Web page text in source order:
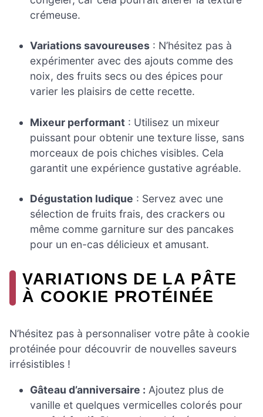
crémeuse.
Variations savoureuses : N’hésitez pas à
expérimenter avec des ajouts comme des
noix, des fruits secs ou des épices pour
varier les plaisirs de cette recette.
Mixeur performant : Utilisez un mixeur
puissant pour obtenir une texture lisse, sans
morceaux de pois chiches visibles. Cela
garantit une expérience gustative agréable.
Dégustation ludique : Servez avec une
sélection de fruits frais, des crackers ou
même comme garniture sur des pancakes
pour un en-cas délicieux et amusant.
VARIATIONS DE LA PÂTE
À COOKIE PROTÉINÉE
N’hésitez pas à personnaliser votre pâte à cookie
protéinée pour découvrir de nouvelles saveurs
irrésistibles !
Gâteau d’anniversaire : Ajoutez plus de
vanille et quelques vermicelles colorés pour